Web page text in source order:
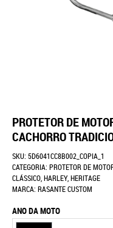
PROTETOR DE
CACHORRO
SKU: 5D6041CC8B002_COPIA_1
CATEGORIA: PROTETOR DE
CLÁSSICO HARLEY, HERITAGE
MARCA: RASANTE CUSTOM
ANO DA MOTO